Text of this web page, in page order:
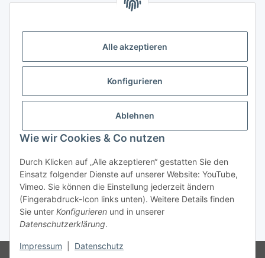
Alle akzeptieren
Konfigurieren
Ablehnen
Wie wir Cookies & Co nutzen
Durch Klicken auf „Alle akzeptieren“ gestatten Sie den
Einsatz folgender Dienste auf unserer Website: YouTube,
Vimeo. Sie können die Einstellung jederzeit ändern
(Fingerabdruck-Icon links unten). Weitere Details finden
Sie unter Konfigurieren und in unserer
Datenschutzerklärung.
Impressum Datenschutz
Passwort vergessen
Neu hier?Jetzt registrieren!
* Alle Preise zzgl. gesetzlicher USt., zzgl.